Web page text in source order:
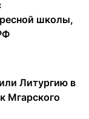
школы,
Литургию в
Мгарского